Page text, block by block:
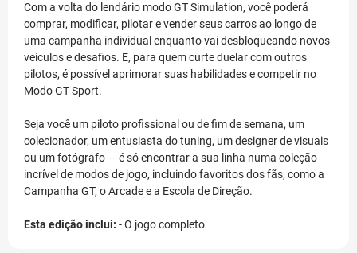
Com a volta do lendário modo GT Simulation, você poderá
comprar, modificar, pilotar e vender seus carros ao longo de
uma campanha individual enquanto vai desbloqueando novos
veículos e desafios. E, para quem curte duelar com outros
pilotos, é possível aprimorar suas habilidades e competir no
Modo GT Sport.
Seja você um piloto profissional ou de fim de semana, um
colecionador, um entusiasta do tuning, um designer de visuais
ou um fotógrafo — é só encontrar a sua linha numa coleção
incrível de modos de jogo, incluindo favoritos dos fãs, como a
Campanha GT, o Arcade e a Escola de Direção.
Esta edição inclui: - O jogo completo